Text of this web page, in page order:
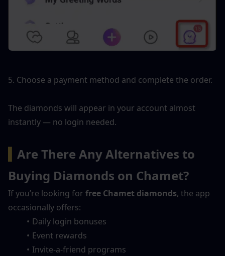
5. Choose a payment method and complete the order.
The diamonds will appear in your account almost
instantly — no login needed.
Are There Any Alternatives to
Buying Diamonds on Chamet?
If you’re looking for free Chamet diamonds, the app
occasionally offers:
Daily login bonuses
Event rewards
Invite-a-friend programs